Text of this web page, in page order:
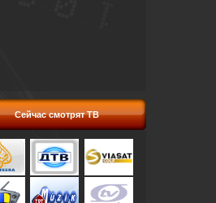
Сейчас смотрят ТВ